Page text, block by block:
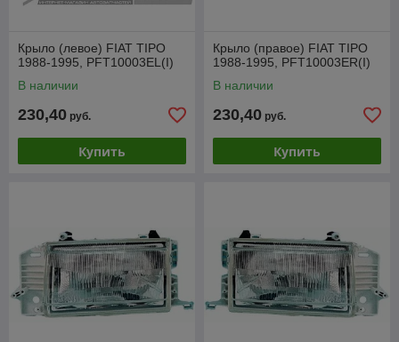
Крыло (левое) FIAT TIPO
1988-1995, PFT10003EL(I)
В наличии
230,40 руб.
Купить
Крыло (правое) FIAT TIPO
1988-1995, PFT10003ER(I)
В наличии
230,40 руб.
Купить